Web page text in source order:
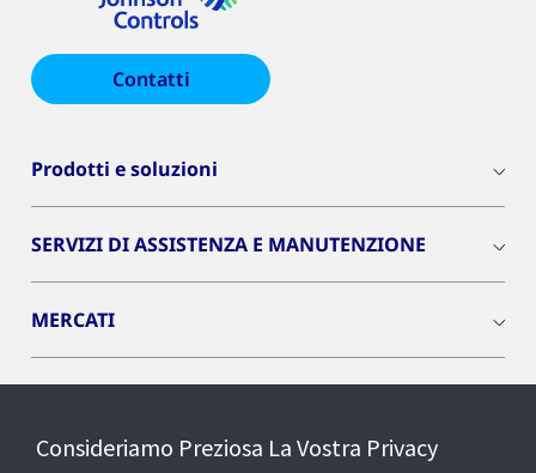
Contatti
Prodotti e soluzioni
SERVIZI DI ASSISTENZA E MANUTENZIONE
MERCATI
Consideriamo Preziosa La Vostra Privacy